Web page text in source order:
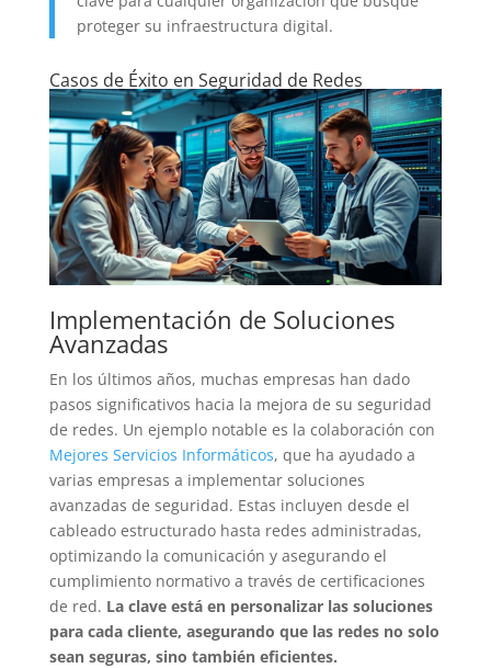
proteger su infraestructura digital.
Casos de Éxito en Seguridad de Redes
Implementación de Soluciones
Avanzadas
En los últimos años, muchas empresas han dado
pasos significativos hacia la mejora de su seguridad
de redes. Un ejemplo notable es la colaboración con
Mejores Servicios Informáticos, que ha ayudado a
varias empresas a implementar soluciones
avanzadas de seguridad. Estas incluyen desde el
cableado estructurado hasta redes administradas,
optimizando la comunicación y asegurando el
cumplimiento normativo a través de certificaciones
de red. La clave está en personalizar las soluciones
para cada cliente, asegurando que las redes no solo
sean seguras, sino también eficientes.